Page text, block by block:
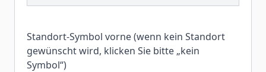
Standort-Symbol vorne (wenn kein Standort
gewünscht wird, klicken Sie bitte „kein
Symbol“)